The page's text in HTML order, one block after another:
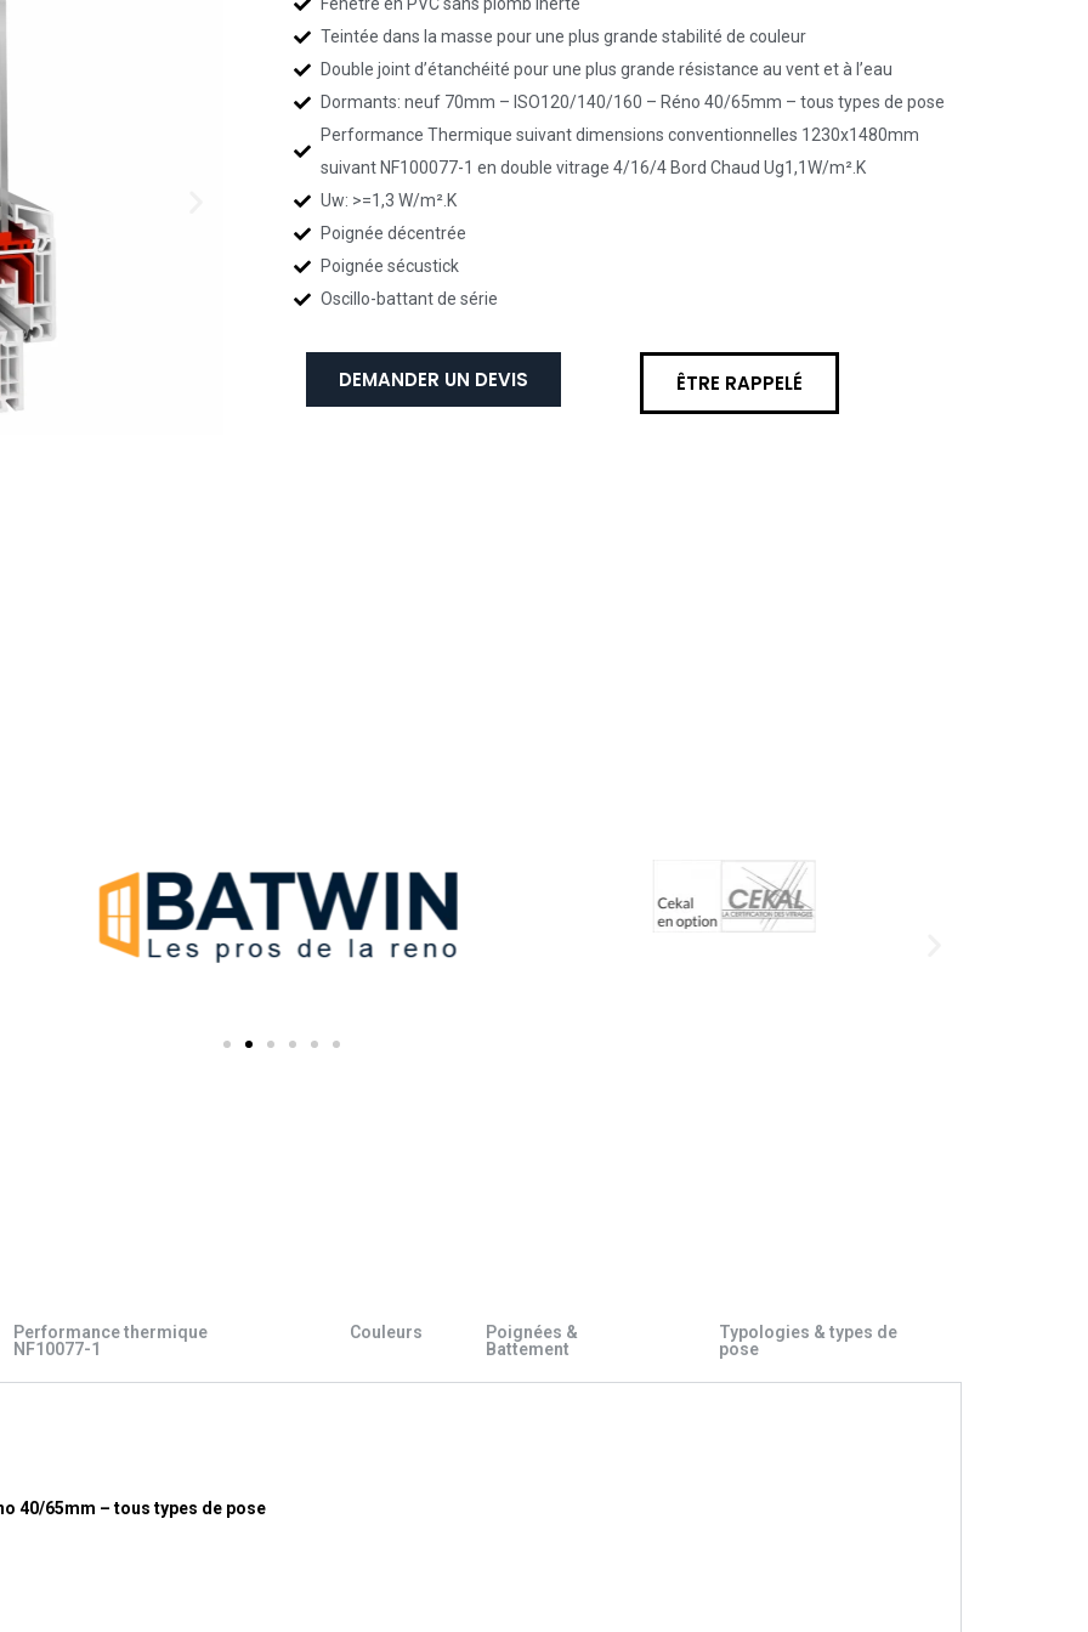
Teintée dans la masse pour une plus grande stabilité de couleur
Double joint d’étanchéité pour une plus grande résistance au vent et à l’eau
Dormants: neuf 70mm – ISO120/140/160 – Réno 40/65mm – tous types de pose
Performance Thermique suivant dimensions conventionnelles 1230x1480mm
suivant NF100077-1 en double vitrage 4/16/4 Bord Chaud Ug1,1W/m².K
Uw: >=1,3 W/m².K
Poignée décentrée
Poignée sécustick
Oscillo-battant de série
DEMANDER UN DEVIS ÊTRE RAPPELÉ
Performance thermique
NF10077-1
Couleurs
Poignées &
Battement
Typologies & types de
pose
40/65mm – tous types de pose